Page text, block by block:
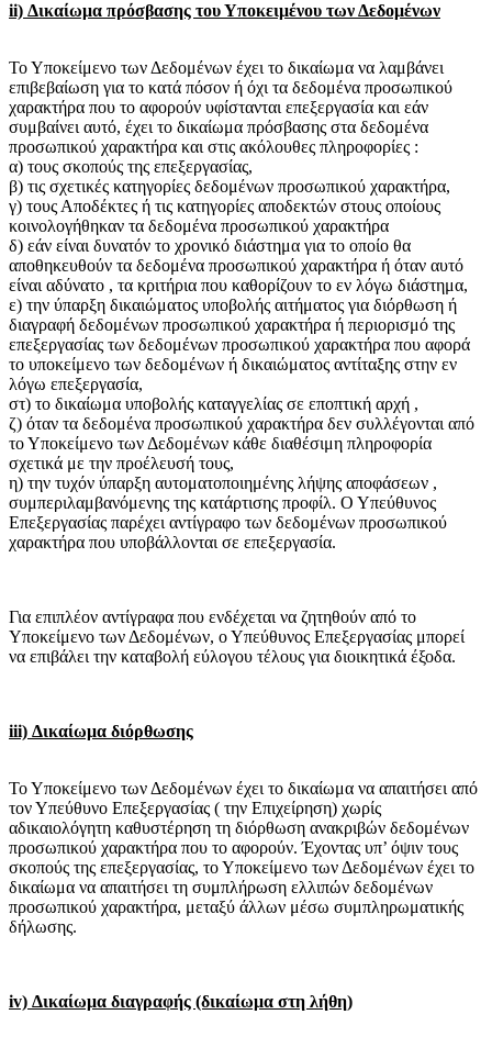
ii) Δικαίωμα πρόσβασης του Υποκειμένου των Δεδομένων
Το Υποκείμενο των Δεδομένων έχει το δικαίωμα να λαμβάνει
επιβεβαίωση για το κατά πόσον ή όχι τα δεδομένα προσωπικού
χαρακτήρα που το αφορούν υφίστανται επεξεργασία και εάν
συμβαίνει αυτό, έχει το δικαίωμα πρόσβασης στα δεδομένα
προσωπικού χαρακτήρα και στις ακόλουθες πληροφορίες :
α) τους σκοπούς της επεξεργασίας,
β) τις σχετικές κατηγορίες δεδομένων προσωπικού χαρακτήρα,
γ) τους Αποδέκτες ή τις κατηγορίες αποδεκτών στους οποίους
κοινολογήθηκαν τα δεδομένα προσωπικού χαρακτήρα
δ) εάν είναι δυνατόν το χρονικό διάστημα για το οποίο θα
αποθηκευθούν τα δεδομένα προσωπικού χαρακτήρα ή όταν αυτό
είναι αδύνατο , τα κριτήρια που καθορίζουν το εν λόγω διάστημα,
ε) την ύπαρξη δικαιώματος υποβολής αιτήματος για διόρθωση ή
διαγραφή δεδομένων προσωπικού χαρακτήρα ή περιορισμό της
επεξεργασίας των δεδομένων προσωπικού χαρακτήρα που αφορά
το υποκείμενο των δεδομένων ή δικαιώματος αντίταξης στην εν
λόγω επεξεργασία,
στ) το δικαίωμα υποβολής καταγγελίας σε εποπτική αρχή ,
ζ) όταν τα δεδομένα προσωπικού χαρακτήρα δεν συλλέγονται από
το Υποκείμενο των Δεδομένων κάθε διαθέσιμη πληροφορία
σχετικά με την προέλευσή τους,
η) την τυχόν ύπαρξη αυτοματοποιημένης λήψης αποφάσεων ,
συμπεριλαμβανόμενης της κατάρτισης προφίλ. Ο Υπεύθυνος
Επεξεργασίας παρέχει αντίγραφο των δεδομένων προσωπικού
χαρακτήρα που υποβάλλονται σε επεξεργασία.
Για επιπλέον αντίγραφα που ενδέχεται να ζητηθούν από το
Υποκείμενο των Δεδομένων, ο Υπεύθυνος Επεξεργασίας μπορεί
να επιβάλει την καταβολή εύλογου τέλους για διοικητικά έξοδα.
iii) Δικαίωμα διόρθωσης
Το Υποκείμενο των Δεδομένων έχει το δικαίωμα να απαιτήσει από
τον Υπεύθυνο Επεξεργασίας ( την Επιχείρηση) χωρίς
αδικαιολόγητη καθυστέρηση τη διόρθωση ανακριβών δεδομένων
προσωπικού χαρακτήρα που το αφορούν. Έχοντας υπ’ όψιν τους
σκοπούς της επεξεργασίας, το Υποκείμενο των Δεδομένων έχει το
δικαίωμα να απαιτήσει τη συμπλήρωση ελλιπών δεδομένων
προσωπικού χαρακτήρα, μεταξύ άλλων μέσω συμπληρωματικής
δήλωσης.
iv) Δικαίωμα διαγραφής (δικαίωμα στη λήθη)